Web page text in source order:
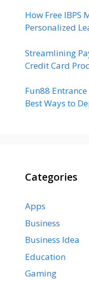
How Free IBPS
Personalized
Streamlining
Credit Card
Fun88
Best Ways to
Categories
Apps
Business
Business Idea
Education
Gaming